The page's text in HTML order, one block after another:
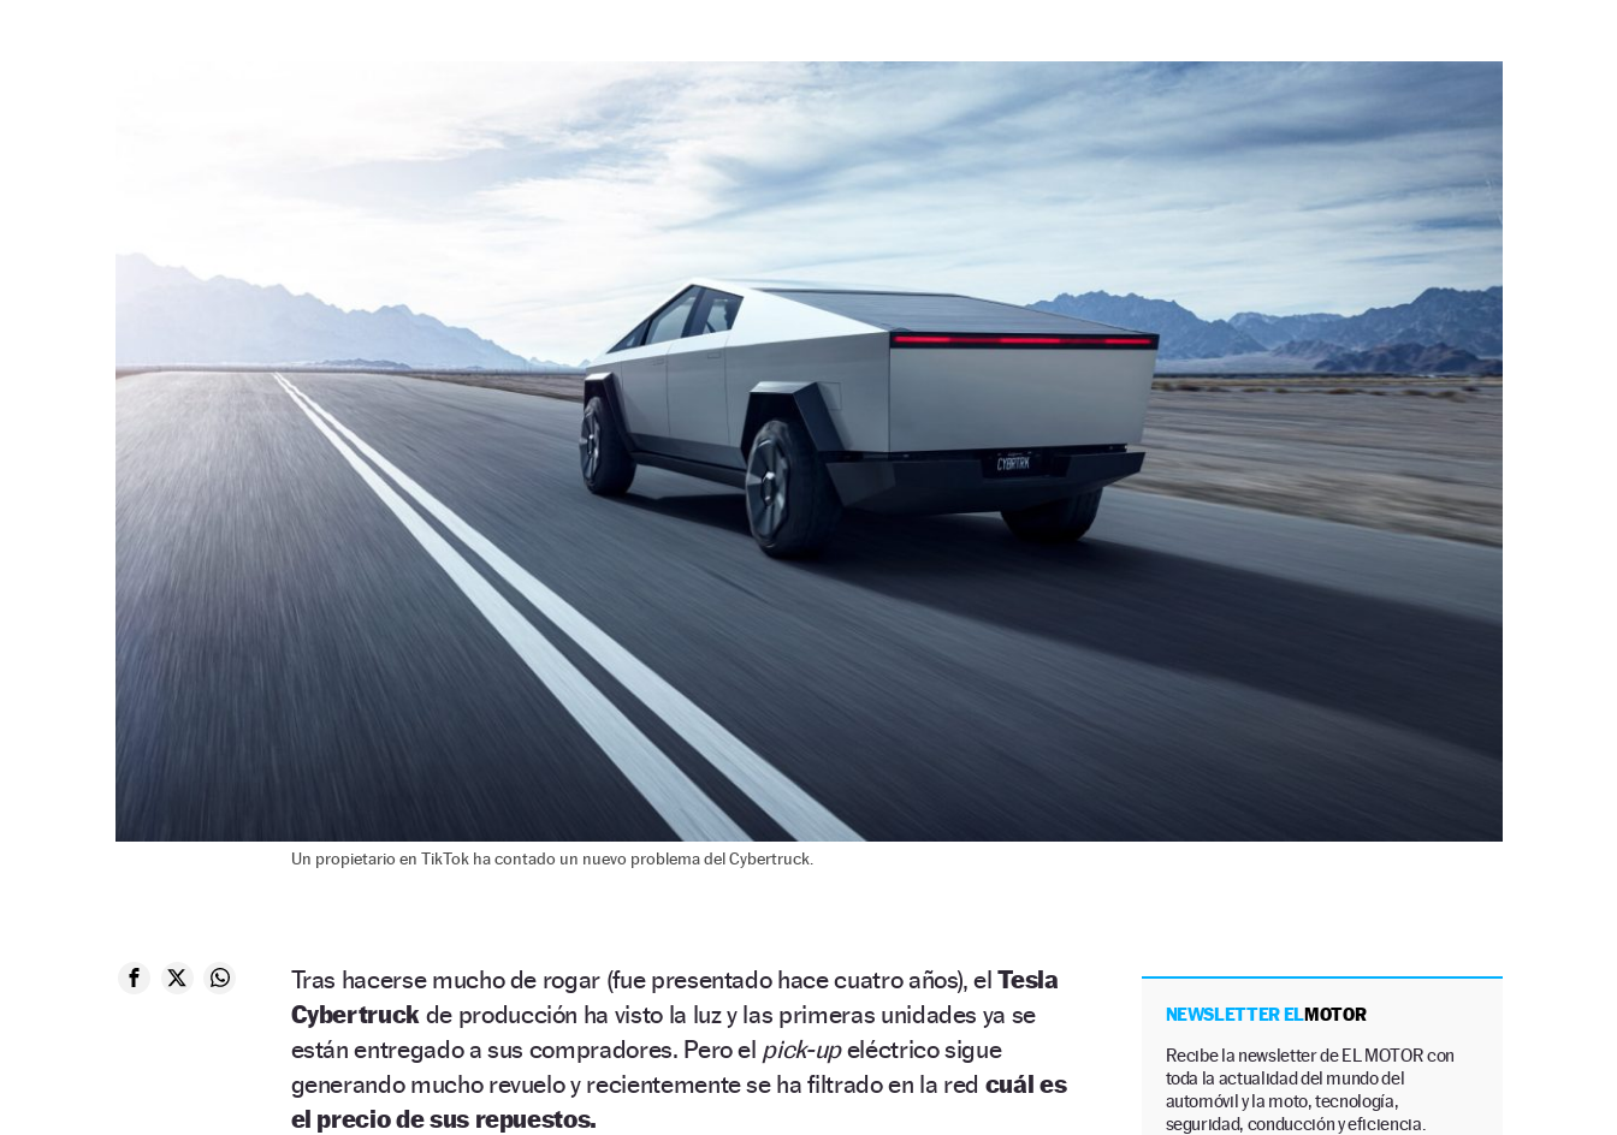
Un propietario en TikTok ha contado un nuevo problema del Cybertruck.
Tras hacerse mucho de rogar (fue presentado hace cuatro años), elTesla
Cybertruck de producción ha visto la luz y las primeras unidades ya se
están entregado a sus compradores. Pero el pick-upeléctrico sigue
generando mucho revuelo y recientemente se ha filtrado en la red cuál es
el precio de sus repuestos.
NEWSLETTER ELMOTOR
Recibe la newsletter de EL MOTOR con
toda la actualidad del mundo del
automóvil y la moto, tecnología,
seguridad, conducción y eficiencia.